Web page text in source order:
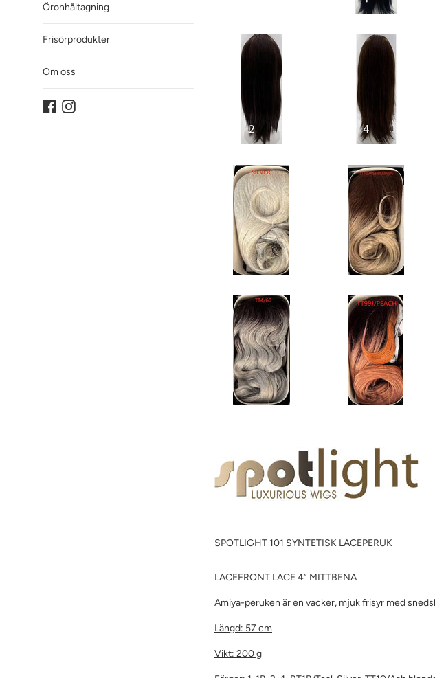
Öronhåltagning
Frisörprodukter
Om oss
Facebook
Instagram
SPOTLIGHT 101 SYNTETISK LACEPERUK
LACEFRONT LACE 4” MITTBENA
Amiya-peruken är en vacker, mjuk frisyr med
Längd: 57 cm
Vikt: 200 g